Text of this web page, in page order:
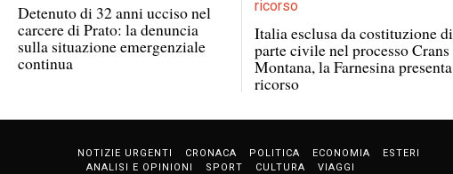
Detenuto di 32 anni ucciso nel
carcere di Prato: la denuncia
sulla situazione emergenziale
continua
Italia esclusa da costituzione di
parte civile nel processo Crans
Montana, la Farnesina presenta
ricorso
NOTIZIE URGENTI CRONACA POLITICA ECONOMIA
ESTERI
ANALISI E OPINIONI
SPORT CULTURA VIAGGI